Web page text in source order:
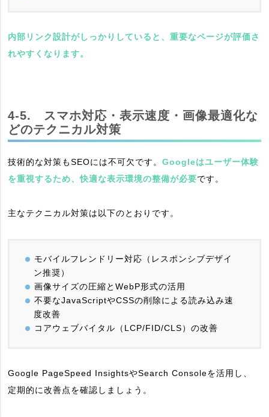
内部リンク設計がしっかりしていると、重要なページが評価さ
れやすくなります。
4-5. スマホ対応・表示速度・画像最適化な
どのテクニカル対策
技術的な対策もSEOには不可欠です。Googleはユーザー体験
を重視するため、快適な表示環境の整備が必要です。
主なテクニカル対策は以下のとおりです。
モバイルフレンドリー対応（レスポンシブデザイ
ン推奨）
画像サイズの圧縮とWebP形式の活用
不要なJavaScriptやCSSの削除による読み込み速
度改善
コアウェブバイタル（LCP/FID/CLS）の改善
Google PageSpeed InsightsやSearch Consoleを活用し、
定期的に改善点を確認しましょう。